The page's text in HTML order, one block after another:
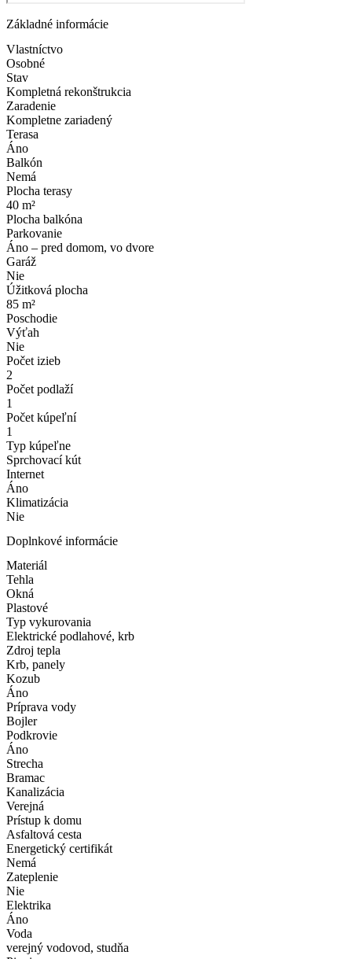
Základné informácie
Vlastníctvo
Osobné
Stav
Kompletná rekonštrukcia
Zaradenie
Kompletne zariadený
Terasa
Áno
Balkón
Nemá
Plocha terasy
40 m²
Plocha balkóna
Parkovanie
Áno – pred domom, vo dvore
Garáž
Nie
Úžitková plocha
85 m²
Poschodie
Výťah
Nie
Počet izieb
2
Počet podlaží
1
Počet kúpeľní
1
Typ kúpeľne
Sprchovací kút
Internet
Áno
Klimatizácia
Nie
Doplnkové informácie
Materiál
Tehla
Okná
Plastové
Typ vykurovania
Elektrické podlahové, krb
Zdroj tepla
Krb, panely
Kozub
Áno
Príprava vody
Bojler
Podkrovie
Áno
Strecha
Bramac
Kanalizácia
Verejná
Prístup k domu
Asfaltová cesta
Energetický certifikát
Nemá
Zateplenie
Nie
Elektrika
Áno
Voda
verejný vodovod, studňa